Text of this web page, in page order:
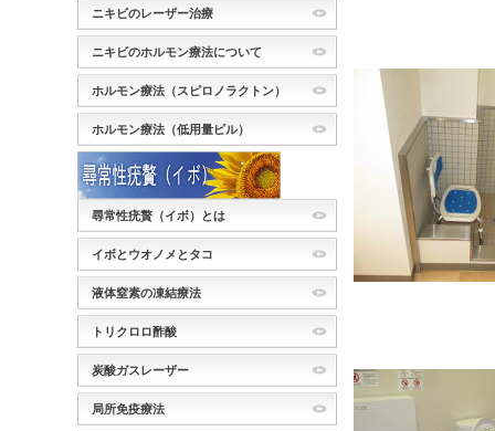
ニキビのレーザー治療
ニキビのホルモン療法について
ホルモン療法（スピロノラクトン）
ホルモン療法（低用量ピル）
尋常性疣贅（イボ）とは
イボとウオノメとタコ
液体窒素の凍結療法
トリクロロ酢酸
炭酸ガスレーザー
局所免疫療法